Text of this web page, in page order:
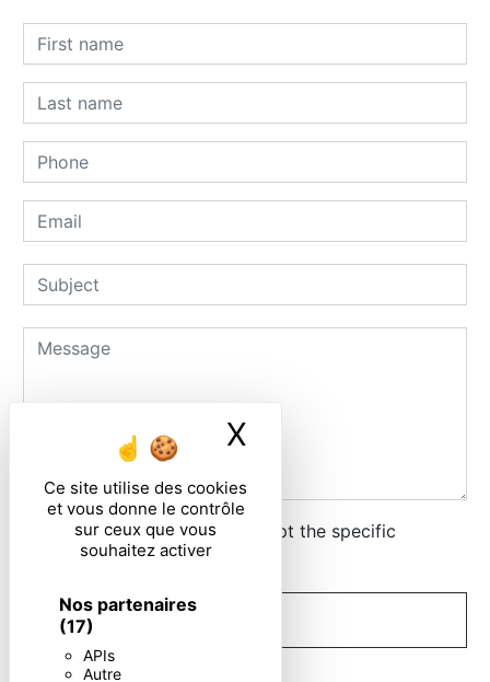
Ce site utilise des cookies
et vous donne le contrôle
sur ceux que vous
souhaitez activer
Nos partenaires
(17)
APIs
Autre
X
By checking this box, I accept the specific
conditions below **